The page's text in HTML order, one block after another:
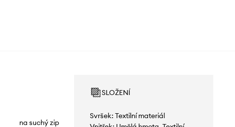
na suchý zip
SLOŽENÍ
Svršek: Textilní materiál